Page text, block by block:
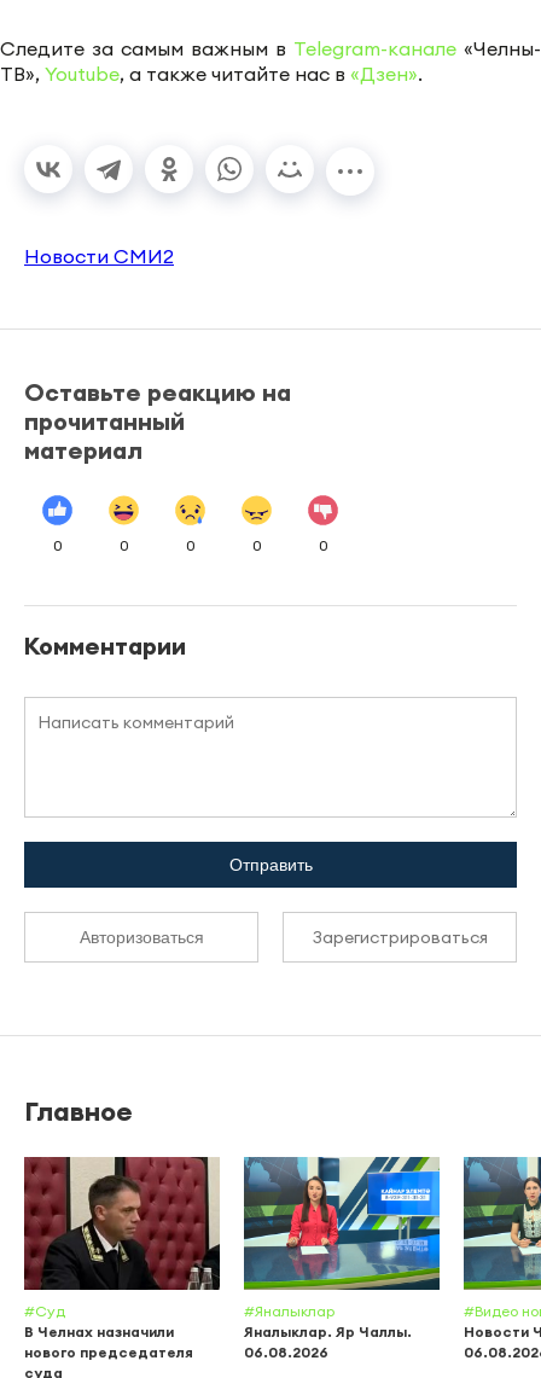
Следите за самым важным в Telegram-канале «Челны-
ТВ», Youtube, а также читайте нас в «Дзен».
Новости СМИ2
Оставьте реакцию на
прочитанный
материал
0 0 0 0 0
Комментарии
Отправить
Авторизоваться Зарегистрироваться
Главное
#Суд
В Челнах назначили
нового председателя
суда
#Яналыклар
Яналыклар. Яр Чаллы.
06.08.2026
#Видео
Новости